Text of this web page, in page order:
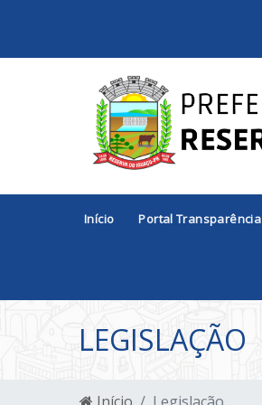
Início Portal Transparência
LEGISLAÇÃO
Início Legislação